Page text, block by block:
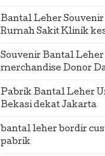
Bantal Leher
Rumah Sakit Klinik
Souvenir Bantal
merchandise Donor
Pabrik Bantal Leher
Bekasi dekat Jakarta
bantal leher bordir
pabrik